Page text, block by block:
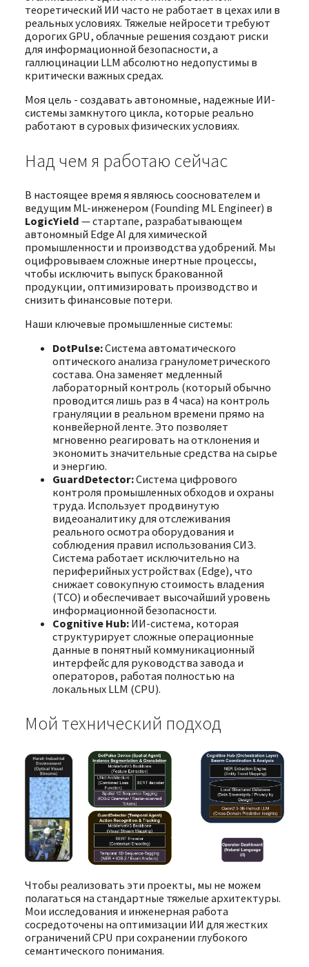
теоретический ИИ часто не работает в цехах или в
реальных условиях. Тяжелые нейросети требуют
дорогих GPU, облачные решения создают риски
для информационной безопасности, а
галлюцинации LLM абсолютно недопустимы в
критически важных средах.
Моя цель - создавать автономные, надежные ИИ-
системы замкнутого цикла, которые реально
работают в суровых физических условиях.
Над чем я работаю сейчас
В настоящее время я являюсь сооснователем и
ведущим ML-инженером (Founding ML Engineer) в
LogicYield — стартапе, разрабатывающем
автономный Edge AI для химической
промышленности и производства удобрений. Мы
оцифровываем сложные инертные процессы,
чтобы исключить выпуск бракованной
продукции, оптимизировать производство и
снизить финансовые потери.
Наши ключевые промышленные системы:
DotPulse:Система автоматического
оптического анализа гранулометрического
состава. Она заменяет медленный
лабораторный контроль (который обычно
проводится лишь раз в 4 часа) на контроль
грануляции в реальном времени прямо на
конвейерной ленте. Это позволяет
мгновенно реагировать на отклонения и
экономить значительные средства на сырье
и энергию.
GuardDetector:Система цифрового
контроля промышленных обходов и охраны
труда. Использует продвинутую
видеоаналитику для отслеживания
реального осмотра оборудования и
соблюдения правил использования СИЗ.
Система работает исключительно на
периферийных устройствах (Edge), что
снижает совокупную стоимость владения
(TCO) и обеспечивает высочайший уровень
информационной безопасности.
Cognitive Hub:ИИ-система, которая
структурирует сложные операционные
данные в понятный коммуникационный
интерфейс для руководства завода и
операторов, работая полностью на
локальных LLM (CPU).
Мой технический подход
Чтобы реализовать эти проекты, мы не можем
полагаться на стандартные тяжелые архитектуры.
Мои исследования и инженерная работа
сосредоточены на оптимизации ИИ для жестких
ограничений CPU при сохранении глубокого
семантического понимания.